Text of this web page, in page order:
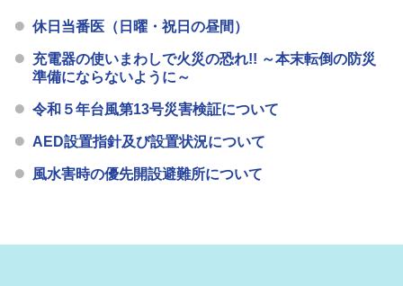
休日当番医（日曜・祝日の昼間）
充電器の使いまわしで火災の恐れ!! ～本末転倒の防災
準備にならないように～
令和５年台風第13号災害検証について
AED設置指針及び設置状況について
風水害時の優先開設避難所について